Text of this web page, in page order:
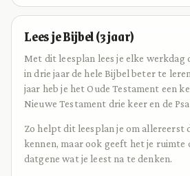
Lees je Bijbel (3 jaar)
Met dit leesplan lees je elke
in drie jaar de hele Bijbel beter te
jaar heb je het Oude Testament een
Nieuwe Testament drie keer en de
Zo helpt dit leesplan je om allereerst
kennen, maar ook geeft het je ruimte
datgene wat je leest na te denken.